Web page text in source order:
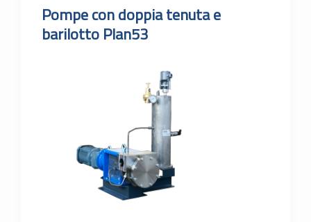
Pompe con doppia tenuta e
barilotto Plan53